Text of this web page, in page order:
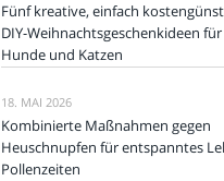
Fünf kreative, einfach
DIY-Weihnachtsgeschenkideen für
Hunde und Katzen
18. MAI 2026
Kombinierte Maßnahmen gegen
Heuschnupfen für entspanntes
Pollenzeiten